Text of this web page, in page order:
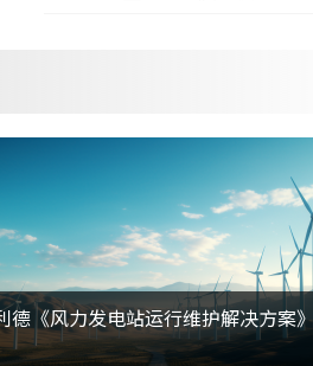
德《风力发电站运行维护解决方案》